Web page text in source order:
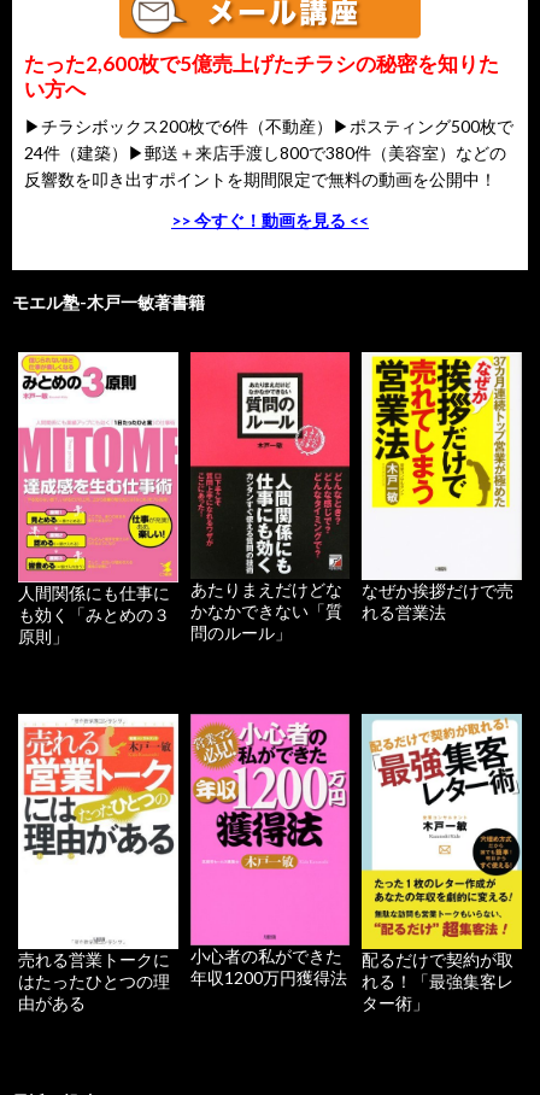
たった2,600枚で5億売上げたチラシの秘密を知りた
い方へ
▶チラシボックス200枚で6件（不動産）▶ポスティング500枚で
24件（建築）▶郵送＋来店手渡し800で380件（美容室）などの
反響数を叩き出すポイントを期間限定で無料の動画を公開中！
>> 今すぐ！動画を見る <<
モエル塾-木戸一敏著書籍
人間関係にも仕事に
も効く「みとめの３
原則」
あたりまえだけどな
かなかできない「質
問のルール」
なぜか挨拶だけで売
れる営業法
売れる営業トークに
はたったひとつの理
由がある
小心者の私ができた
年収1200万円獲得法
配るだけで契約が取
れる！「最強集客レ
ター術」